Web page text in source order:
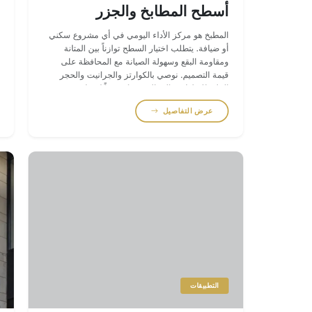
أسطح المطابخ والجزر
المطبخ هو مركز الأداء اليومي في أي مشروع سكني
أو ضيافة. يتطلب اختيار السطح توازناً بين المتانة
ومقاومة البقع وسهولة الصيانة مع المحافظة على
قيمة التصميم. نوصي بالكوارتز والجرانيت والحجر
الملبد للمناطق عالية الاستخدام وفقاً لميزانية
المشروع ومتطلبات التصنيع.
عرض التفاصيل
التطبيقات